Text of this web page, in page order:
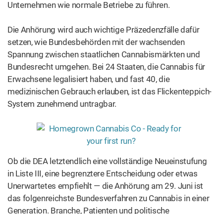
Unternehmen wie normale Betriebe zu führen.
Die Anhörung wird auch wichtige Präzedenzfälle dafür
setzen, wie Bundesbehörden mit der wachsenden
Spannung zwischen staatlichen Cannabismärkten und
Bundesrecht umgehen. Bei 24 Staaten, die Cannabis für
Erwachsene legalisiert haben, und fast 40, die
medizinischen Gebrauch erlauben, ist das Flickenteppich-
System zunehmend untragbar.
Ob die DEA letztendlich eine vollständige Neueinstufung
in Liste III, eine begrenztere Entscheidung oder etwas
Unerwartetes empfiehlt — die Anhörung am 29. Juni ist
das folgenreichste Bundesverfahren zu Cannabis in einer
Generation. Branche, Patienten und politische